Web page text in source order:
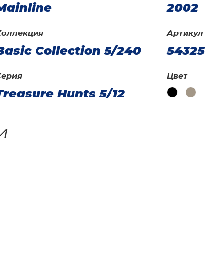
2002
Collection 5/240
Артикул
54325
Hunts 5/12
Цвет